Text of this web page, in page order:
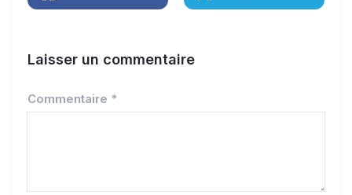
Laisser un commentaire
Commentaire *